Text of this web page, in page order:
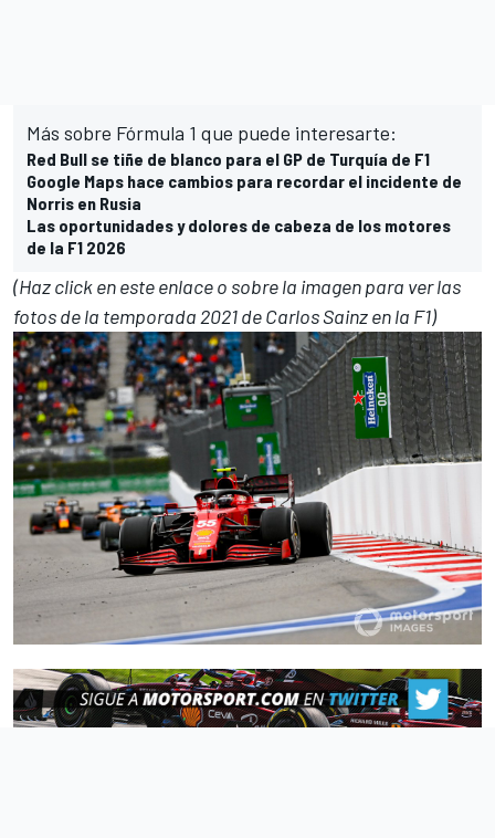
Más sobre Fórmula 1 que puede interesarte:
Red Bull se tiñe de blanco para el GP de Turquía de F1
Google Maps hace cambios para recordar el incidente de
Norris en Rusia
Las oportunidades y dolores de cabeza de los motores
de la F1 2026
(Haz click en este enlace o sobre la imagen para ver las
fotos de la temporada 2021 de Carlos Sainz en la F1)